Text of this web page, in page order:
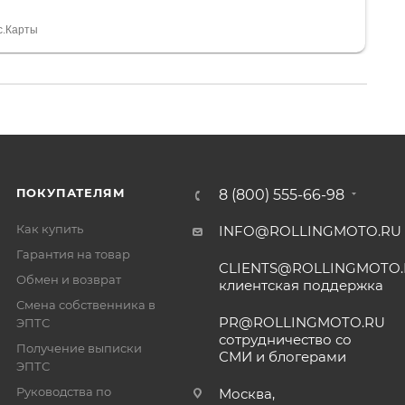
всегда на связи, очень детально всё
ПОКУПАТЕЛЯМ
Как купить
Гарантия на товар
Обмен и возврат
Смена собственника в
ЭПТС
Получение выписки
ЭПТС
Руководства по
8 (800) 555-66-98
INFO@ROLLINGMOTO.RU
клиентская поддержка
PR@ROLLINGMOTO.RU
сотрудничество со
СМИ и блогерами
Москва,